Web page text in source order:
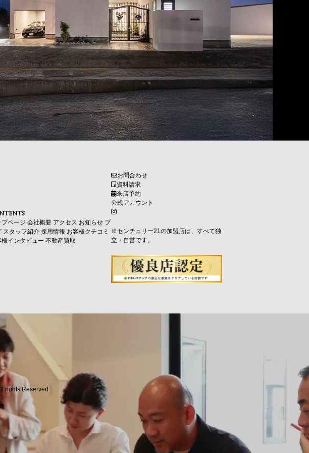
プページ 会社概要 アクセス お知らせ ブ
スタッフ紹介 採用情報 お客様クチコミ
様インタビュー 不動産買取
お問合わせ
資料請求
来店予約
公式アカウント
※センチュリー21の加盟店は、すべて独
立・自営です。
rights Reserved.